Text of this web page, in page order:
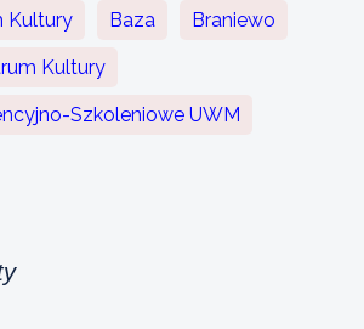
Kultury Baza Braniewo
Kultury
Szkoleniowe UWM